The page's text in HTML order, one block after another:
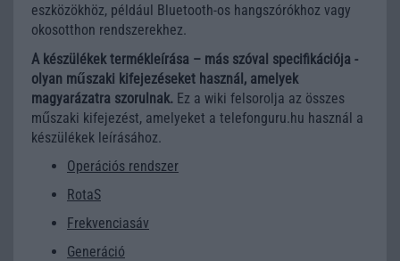
eszközökhöz, például Bluetooth-os hangszórókhoz vagy
okosotthon rendszerekhez.
A készülékek termékleírása – más szóval specifikációja -
olyan műszaki kifejezéseket használ, amelyek
magyarázatra szorulnak. Ez a wiki felsorolja az összes
műszaki kifejezést, amelyeket a telefonguru.hu használ a
készülékek leírásához.
Operációs rendszer
RotaS
Frekvenciasáv
Generáció